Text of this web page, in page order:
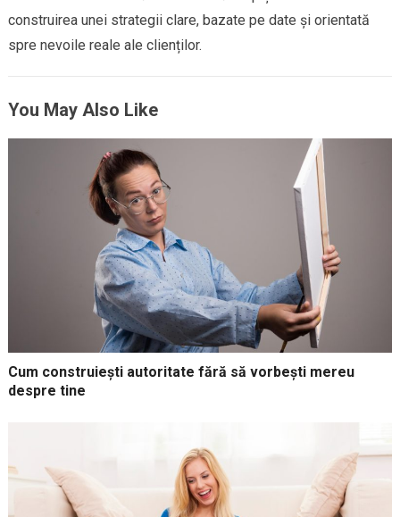
construirea unei strategii clare, bazate pe date și orientată
spre nevoile reale ale clienților.
You May Also Like
Cum construiești autoritate fără să vorbești mereu
despre tine